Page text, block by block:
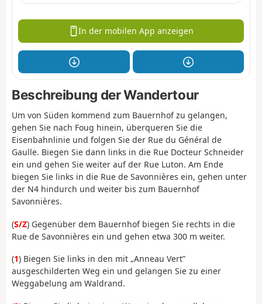
In der mobilen App anzeigen
Beschreibung der Wandertour
Um von Süden kommend zum Bauernhof zu gelangen,
gehen Sie nach Foug hinein, überqueren Sie die
Eisenbahnlinie und folgen Sie der Rue du Général de
Gaulle. Biegen Sie dann links in die Rue Docteur Schneider
ein und gehen Sie weiter auf der Rue Luton. Am Ende
biegen Sie links in die Rue de Savonnières ein, gehen unter
der N4 hindurch und weiter bis zum Bauernhof
Savonnières.
(S/Z) Gegenüber dem Bauernhof biegen Sie rechts in die
Rue de Savonnières ein und gehen etwa 300 m weiter.
(1) Biegen Sie links in den mit „Anneau Vert”
ausgeschilderten Weg ein und gelangen Sie zu einer
Weggabelung am Waldrand.